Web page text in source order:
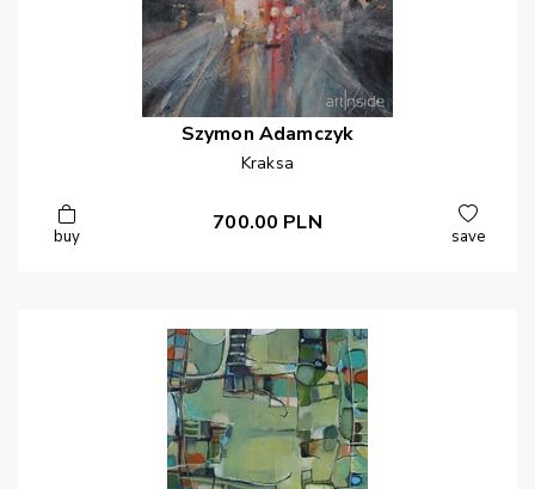
Szymon Adamczyk
Kraksa
buy
700.00 PLN
save